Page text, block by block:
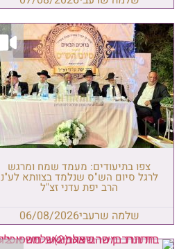
צפו בתיעודים: מעמד שמח ומרגש
לרגל סיום הש"ס שנלמד בצוותא לע"נ
הרב יפת עדני זצ"ל
שלמה שרעבי06/08/2026